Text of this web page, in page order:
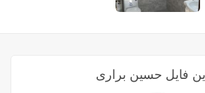
فایل حسین براری